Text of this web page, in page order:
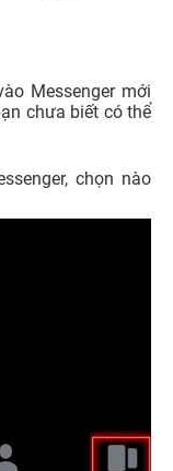
Messenger mới
chưa biết có thể
chọn nào